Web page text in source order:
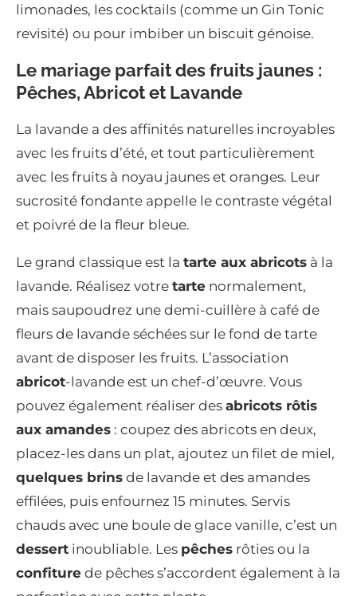
limonades, les cocktails (comme un Gin Tonic
revisité) ou pour imbiber un biscuit génoise.
Le mariage parfait des fruits jaunes :
Pêches, Abricot et Lavande
La lavande a des affinités naturelles incroyables
avec les fruits d’été, et tout particulièrement
avec les fruits à noyau jaunes et oranges. Leur
sucrosité fondante appelle le contraste végétal
et poivré de la fleur bleue.
Le grand classique est la tarte aux abricots à la
lavande. Réalisez votre tarte normalement,
mais saupoudrez une demi-cuillère à café de
fleurs de lavande séchées sur le fond de tarte
avant de disposer les fruits. L’association
abricot-lavande est un chef-d’œuvre. Vous
pouvez également réaliser des abricots rôtis
aux amandes : coupez des abricots en deux,
placez-les dans un plat, ajoutez un filet de miel,
quelques brins de lavande et des amandes
effilées, puis enfournez 15 minutes. Servis
chauds avec une boule de glace vanille, c’est un
dessert inoubliable. Les pêches rôties ou la
confiture de pêches s’accordent également à la